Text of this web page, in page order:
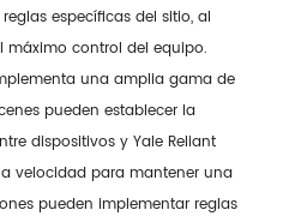
específicas del sitio, al
control del equipo.
una amplia gama de
pueden establecer la
dispositivos y Yale Reliant
velocidad para mantener una
pueden implementar reglas